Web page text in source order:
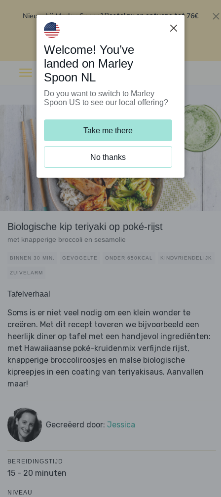
Nieuw bij Marley Spoon?Bestel nu en ontvang tot 76€
Biologische kip teriyaki op poké-rijst
met knapperige broccoli en sesamolie
BINNEN 30 MIN. GEVOGELTE ONDER 650KCAL KINDVRIENDELIJK
ZUIVELARM
Tafelverhaal
Soms is er niet veel nodig om een klein wonder te
creëren. Met dit recept toveren we bijvoorbeeld een
heerlijk diner op tafel met een handjevol ingrediënten:
met Hawaiiaanse poké-kruidenmix verfijnde rijst,
knapperige broccoliroosjes en malse biologische
kipreepjes in een coating van teriyakisaus. Aanvallen
maar!
Gecreëerd door: Jessica
BEREIDINGSTIJD
15 - 20 minuten
NIVEAU
Welcome! You’ve
landed on Marley
Spoon NL
Do you want to switch to Marley
Spoon US to see our local offering?
Take me there
No thanks